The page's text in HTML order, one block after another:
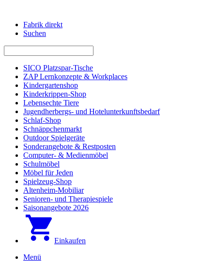
Fabrik direkt
Suchen
SICO Platzspar-Tische
ZAP Lernkonzepte & Workplaces
Kindergartenshop
Kinderkrippen-Shop
Lebensechte Tiere
Jugendherbergs- und Hotelunterkunftsbedarf
Schlaf-Shop
Schnäppchenmarkt
Outdoor Spielgeräte
Sonderangebote & Restposten
Computer- & Medienmöbel
Schulmöbel
Möbel für Jeden
Spielzeug-Shop
Altenheim-Mobiliar
Senioren- und Therapiespiele
Saisonangebote 2026
Einkaufen
Menü